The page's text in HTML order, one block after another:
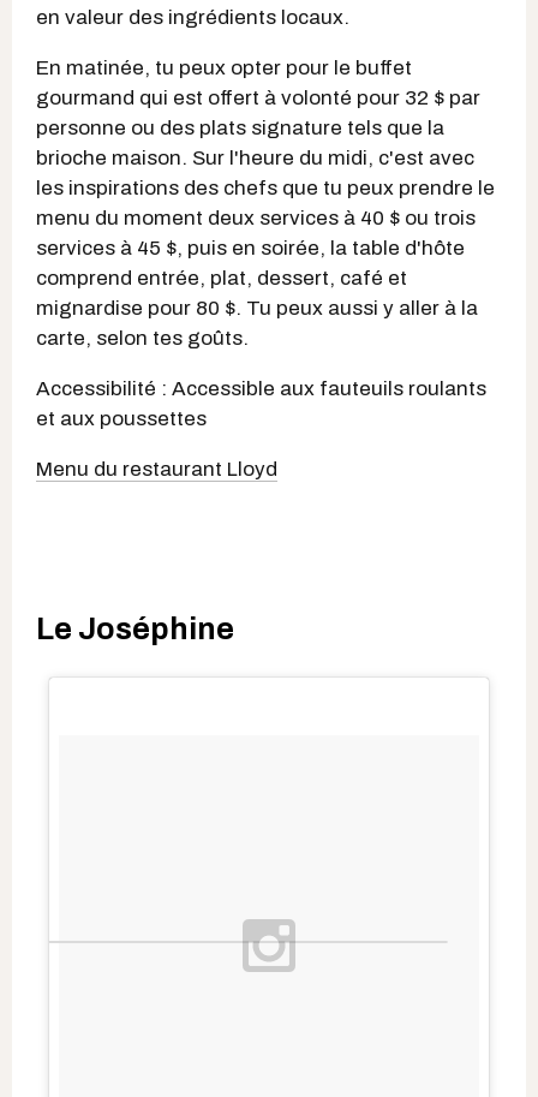
en valeur des ingrédients locaux.
En matinée, tu peux opter pour le buffet
gourmand qui est offert à volonté pour 32 $ par
personne ou des plats signature tels que la
brioche maison. Sur l'heure du midi, c'est avec
les inspirations des chefs que tu peux prendre le
menu du moment deux services à 40 $ ou trois
services à 45 $, puis en soirée, la table d'hôte
comprend entrée, plat, dessert, café et
mignardise pour 80 $. Tu peux aussi y aller à la
carte, selon tes goûts.
Accessibilité : Accessible aux fauteuils roulants
et aux poussettes
Menu du restaurant Lloyd
Le Joséphine